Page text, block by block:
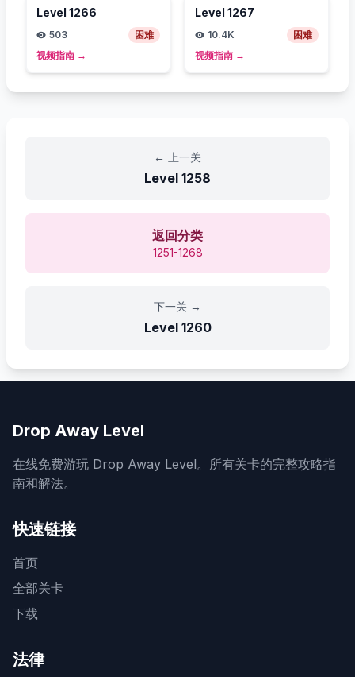
Level 1266
503
困难
视频指南 →
Level 1267
10.4K
困难
视频指南 →
← 上一关
Level 1258
返回分类
1251-1268
下一关 →
Level 1260
Drop Away Level
在线免费游玩 Drop Away Level。所有关卡的完整攻略指
南和解法。
快速链接
首页
全部关卡
下载
法律